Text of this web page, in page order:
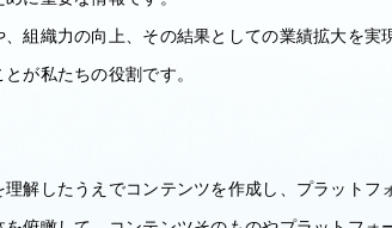
組織力の向上、その結果としての業績拡大を実
が私たちの役割です。
解したうえでコンテンツを作成し、プラットフ